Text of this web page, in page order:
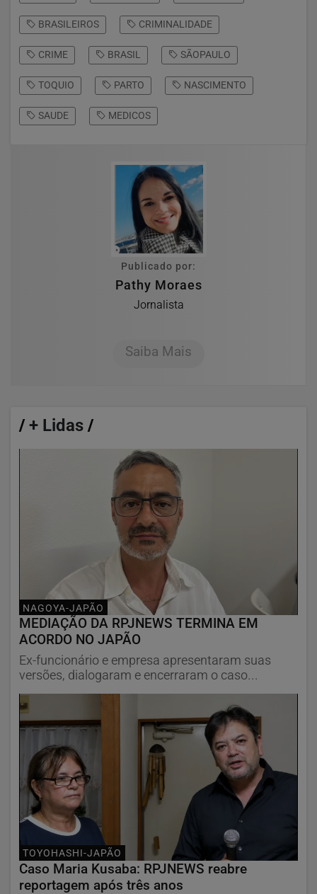
BRASILEIROS CRIMINALIDADE
CRIME BRASIL SÃOPAULO
TOQUIO PARTO NASCIMENTO
SAUDE MEDICOS
Publicado por:
Pathy Moraes
Jornalista
Saiba Mais
/ + Lidas /
NAGOYA-JAPÃO
MEDIAÇÃO DA RPJNEWS TERMINA EM
ACORDO NO JAPÃO
Ex-funcionário e empresa apresentaram suas
versões, dialogaram e encerraram o caso...
TOYOHASHI-JAPÃO
Caso Maria Kusaba: RPJNEWS reabre
reportagem após três anos